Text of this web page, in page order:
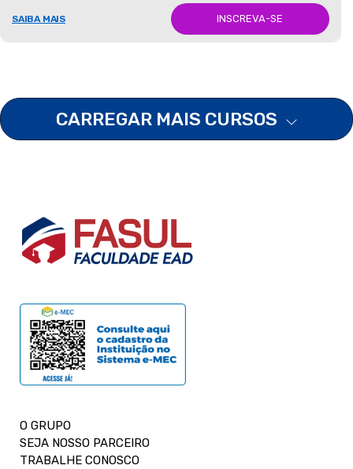
SAIBA MAIS INSCREVA-SE
CARREGAR MAIS CURSOS
O GRUPO
SEJA NOSSO PARCEIRO
TRABALHE CONOSCO